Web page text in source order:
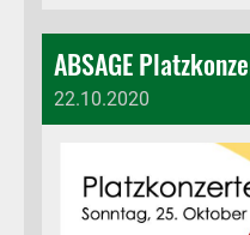
ABSAGE
22.10.2020